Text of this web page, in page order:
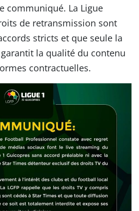
communiqué. La Ligue
de retransmission sont
stricts et que seule la
la qualité du contenu
contractuelles.